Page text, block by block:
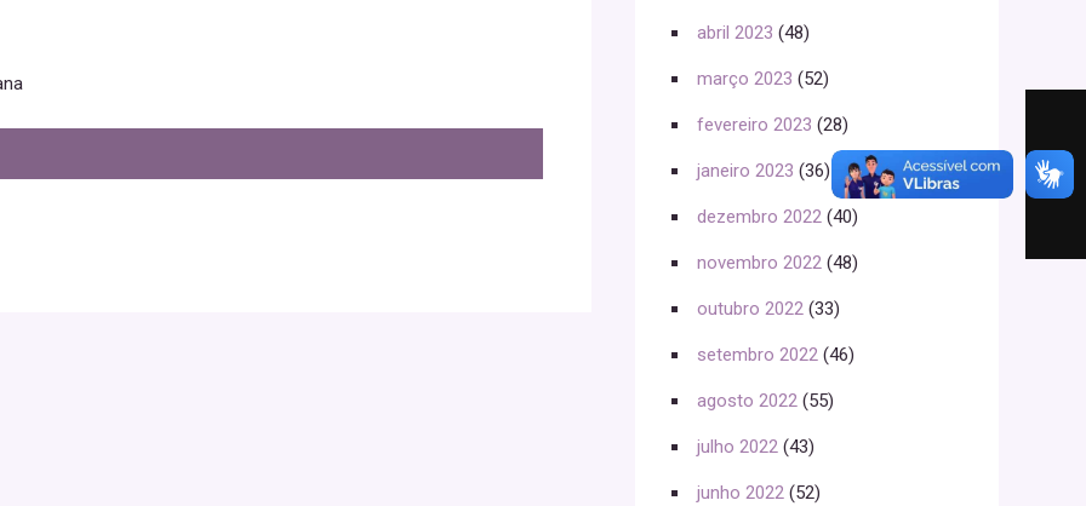
abril 2023 (48)
março 2023 (52)
fevereiro 2023 (28)
janeiro 2023 (36)
dezembro 2022 (40)
novembro 2022 (48)
outubro 2022 (33)
setembro 2022 (46)
agosto 2022 (55)
julho 2022 (43)
junho 2022 (52)